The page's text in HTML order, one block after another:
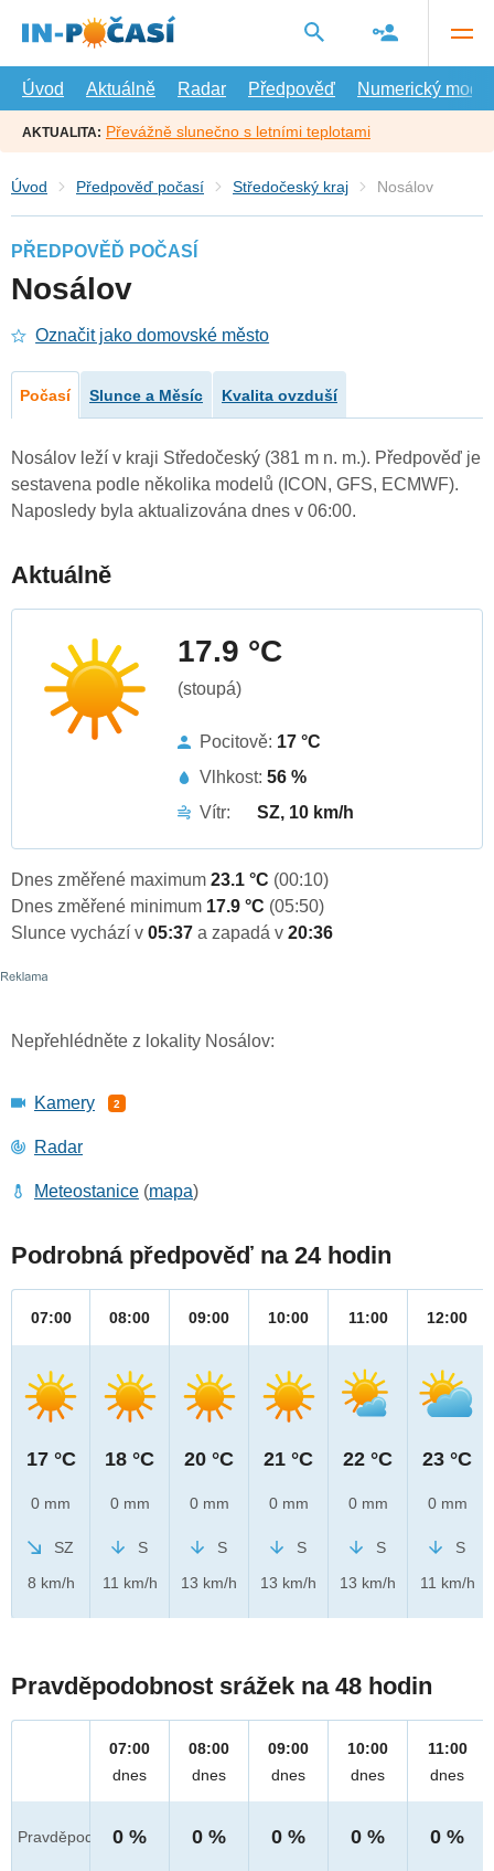
hlavní
Úvod
Aktuálně Radar Předpověď Numerický model
AKTUALITA: Převážně slunečno s letními teplotami
Úvod Předpověď počasí Středočeský kraj Nosálov
PŘEDPOVĚĎ POČASÍ
Nosálov
Označit jako domovské město
Počasí Slunce a Měsíc Kvalita ovzduší
Nosálov leží v kraji Středočeský (381 m n. m.). Předpověď je
sestavena podle několika modelů (ICON, GFS, ECMWF).
Naposledy byla aktualizována dnes v 06:00.
Aktuálně
17.9 °C
(stoupá)
Pocitově: 17 °C
Vlhkost: 56 %
Vítr:
SZ, 10 km/h
Dnes změřené maximum 23.1 °C (00:10)
Dnes změřené minimum 17.9 °C (05:50)
Slunce vychází v 05:37 a zapadá v 20:36
Nepřehlédněte z lokality Nosálov:
Kamery 2
Radar
Meteostanice (mapa)
Podrobná předpověď na 24 hodin
07:00
17 °C
0 mm
SZ
8 km/h
08:00
18 °C
0 mm
S
11 km/h
09:00
20 °C
0 mm
S
13 km/h
10:00
21 °C
0 mm
S
13 km/h
11:00
22 °C
0 mm
S
13 km/h
12:00
23 °C
0 mm
S
11 km/h
Pravděpodobnost srážek na 48 hodin
Pravděpod.
07:00
dnes
0 %
08:00
dnes
0 %
09:00
dnes
0 %
10:00
dnes
0 %
11:00
dnes
0 %